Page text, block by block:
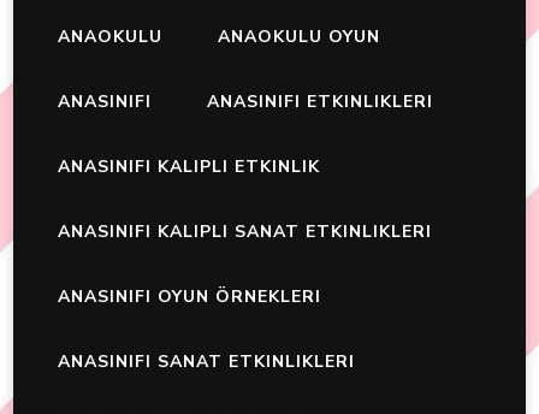
ANAOKULU ANAOKULU OYUN
ANASINIFI ANASINIFI ETKINLIKLERI
ANASINIFI KALIPLI ETKINLIK
ANASINIFI KALIPLI SANAT ETKINLIKLERI
ANASINIFI OYUN ÖRNEKLERI
ANASINIFI SANAT ETKINLIKLERI